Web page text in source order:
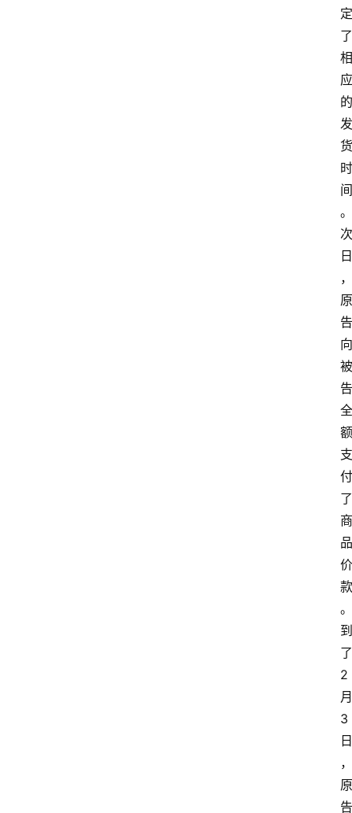
定
了
相
应
的
发
货
时
间
。
次
日
，
原
告
向
被
告
全
额
支
付
了
商
品
价
款
。
到
了
2
月
3
日
，
原
告